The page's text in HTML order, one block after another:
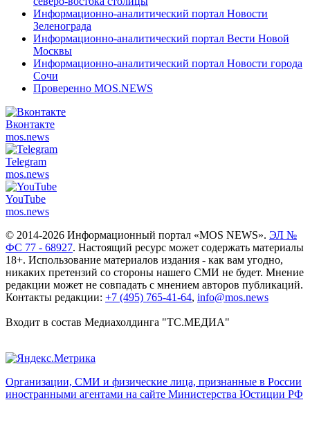
Информационно-аналитический портал Новости
Зеленограда
Информационно-аналитический портал Вести Новой
Москвы
Информационно-аналитический портал Новости города
Сочи
Проверенно MOS.NEWS
Вконтакте
mos.news
Telegram
mos.news
YouTube
mos.news
© 2014-2026 Информационный портал «MOS NEWS». ЭЛ №
ФС 77 - 68927. Настоящий ресурс может содержать материалы
18+. Использование материалов издания - как вам угодно,
никаких претензий со стороны нашего СМИ не будет. Мнение
редакции может не совпадать с мнением авторов публикаций.
Контакты редакции: +7 (495) 765-41-64, info@mos.news
Входит в состав Медиахолдинга "ТС.МЕДИА"
Организации, СМИ и физические лица, признанные в России
иностранными агентами на сайте Министерства Юстиции РФ